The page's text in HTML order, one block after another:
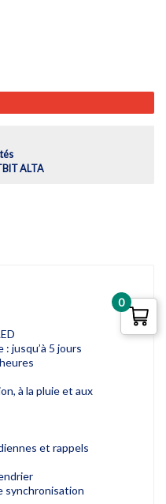
ALTA
jusqu’à 5 jours
à la pluie et aux
et rappels
synchronisation
0